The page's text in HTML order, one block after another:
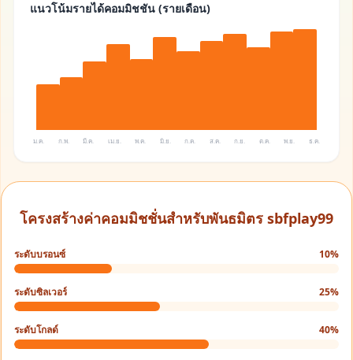
แนวโน้มรายได้คอมมิชชัน (รายเดือน)
ม.ค. ก.พ. มี.ค. เม.ย. พ.ค. มิ.ย. ก.ค. ส.ค. ก.ย. ต.ค. พ.ย. ธ.ค.
โครงสร้างค่าคอมมิชชั่นสำหรับพันธมิตร sbfplay99
ระดับบรอนซ์ 10%
ระดับซิลเวอร์ 25%
ระดับโกลด์ 40%